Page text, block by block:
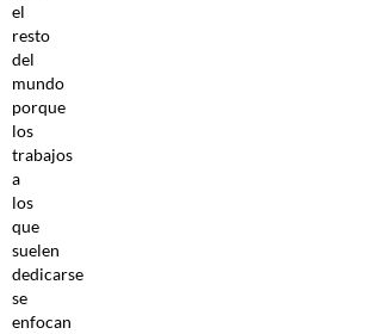
el
resto
del
mundo
porque
los
trabajos
a
los
que
suelen
dedicarse
se
enfocan